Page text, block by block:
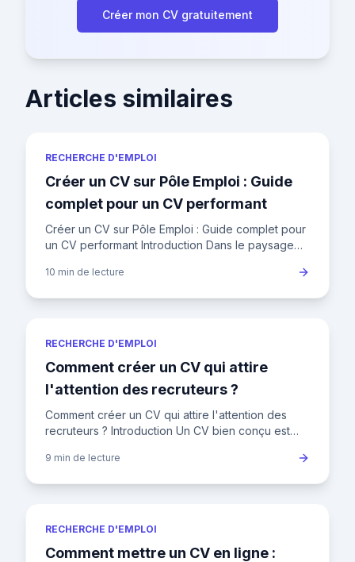
Créer mon CV gratuitement
Articles similaires
RECHERCHE D'EMPLOI
Créer un CV sur Pôle Emploi : Guide
complet pour un CV performant
Créer un CV sur Pôle Emploi : Guide complet pour
un CV performant Introduction Dans le paysage
2,8 millions de p
10 min de lecture
RECHERCHE D'EMPLOI
Comment créer un CV qui attire
l'attention des recruteurs ?
Comment créer un CV qui attire l'attention des
recruteurs ? Introduction Un CV bien conçu est
Mais avec les r
9 min de lecture
RECHERCHE D'EMPLOI
Comment mettre un CV en ligne :